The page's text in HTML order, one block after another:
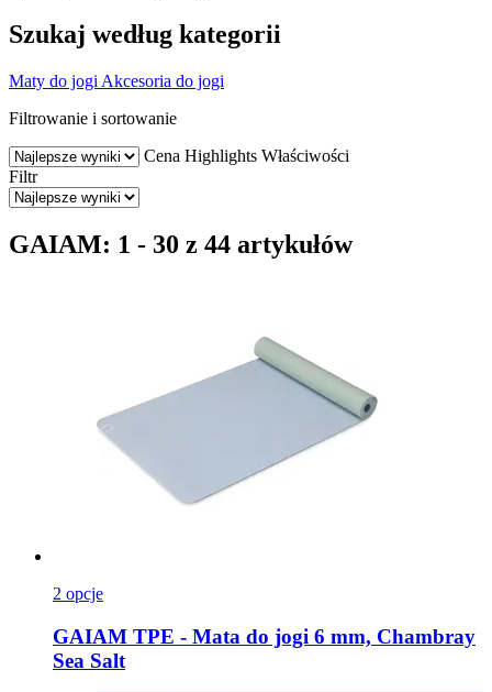
Szukaj według kategorii
Maty do jogi Akcesoria do jogi
Filtrowanie i sortowanie
Cena Highlights Właściwości
Filtr
GAIAM: 1 - 30 z 44 artykułów
2 opcje
GAIAM TPE -​ Mata do jogi 6 mm, Chambray
Sea Salt